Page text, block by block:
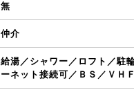
無
仲介
給湯／シャワー／ロフト／駐
ーネット接続可／ＢＳ／ＶＨＦ